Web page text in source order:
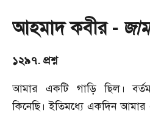
আহমাদ কবীর -
১২৯৭. প্রশ্ন
আমার একটি গাড়ি ছিল।
কিনেছি। ইতিমধ্যে একদিন